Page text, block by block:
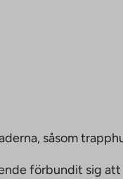
såsom
förbundit sig